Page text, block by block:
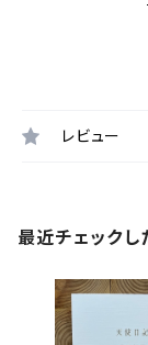
レビュー
最近チェックし